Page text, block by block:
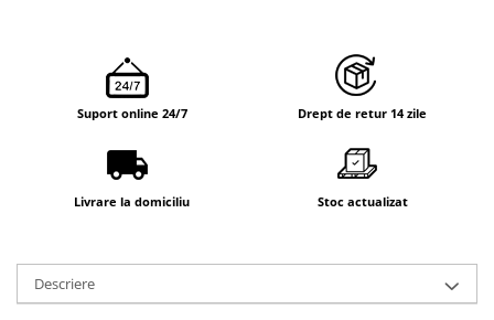
Suport online 24/7 Drept de retur 14 zile
Livrare la domiciliu Stoc actualizat
Descriere